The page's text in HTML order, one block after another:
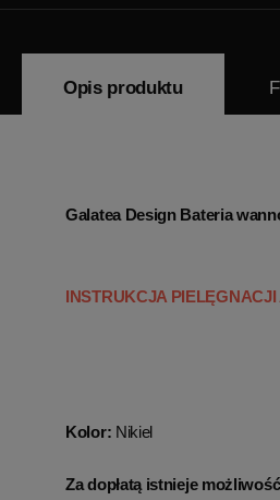
Opis produktu
Galatea Design Bateria
INSTRUKCJA PIELĘGNACJI
Kolor: Nikiel
Za dopłatą istnieje